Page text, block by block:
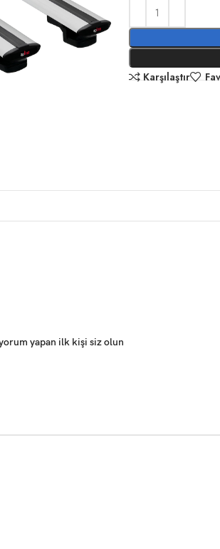
Karşılaştır
yapan ilk kişi siz olun